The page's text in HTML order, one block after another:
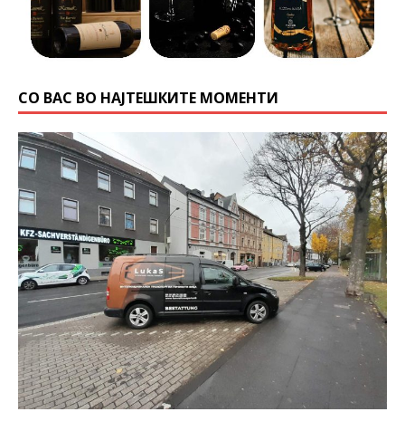
СО ВАС ВО НАЈТЕШКИТЕ МОМЕНТИ